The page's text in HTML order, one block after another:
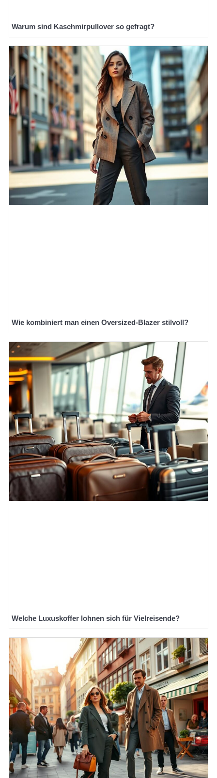
Warum sind Kaschmirpullover so gefragt?
Wie kombiniert man einen Oversized-Blazer stilvoll?
Welche Luxuskoffer lohnen sich für Vielreisende?